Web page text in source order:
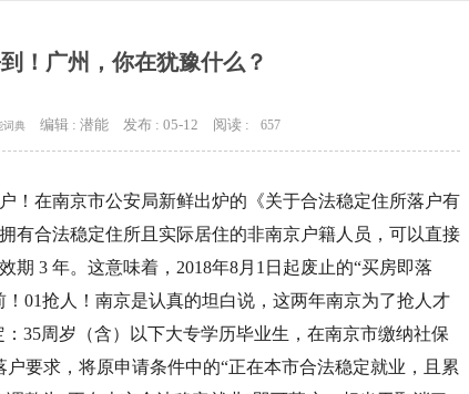
！广州，你在犹豫什么？
词典 编辑 : 潜能 发布 : 05-12 阅读 : 657
！在南京市公安局新鲜出炉的《关于合法稳定住所落户有
有合法稳定住所且实际居住的非南京户籍人员，可以直接
期 3 年。这意味着，2018年8月1日起废止的“买房即落
01抢人！南京是认真的坦白说，这两年南京为了抢人才
35周岁（含）以下大专学历毕业生，在南京市缴纳社保
户要求，将原申请条件中的“正在本市合法稳定就业，且累